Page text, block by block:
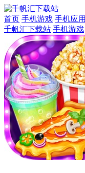
首页 手机游戏 手机应用
千帆汇下载站 手机游戏